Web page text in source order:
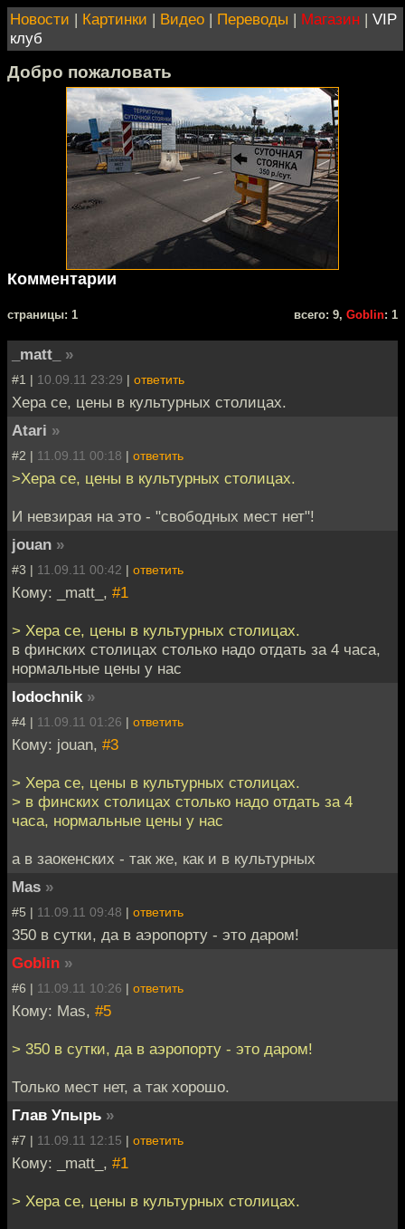
Новости | Картинки | Видео | Переводы | Магазин | VIP
клуб
Добро пожаловать
Комментарии
cтраницы: 1 всего: 9, Goblin: 1
_matt_ »
#1 | 10.09.11 23:29 | ответить
Хера се, цены в культурных столицах.
Atari »
#2 | 11.09.11 00:18 | ответить
>Хера се, цены в культурных столицах.
И невзирая на это - "свободных мест нет"!
jouan »
#3 | 11.09.11 00:42 | ответить
Кому: _matt_, #1
> Хера се, цены в культурных столицах.
в финских столицах столько надо отдать за 4 часа,
нормальные цены у нас
lodochnik »
#4 | 11.09.11 01:26 | ответить
Кому: jouan, #3
> Хера се, цены в культурных столицах.
> в финских столицах столько надо отдать за 4
часа, нормальные цены у нас
а в заокенских - так же, как и в культурных
Mas »
#5 | 11.09.11 09:48 | ответить
350 в сутки, да в аэропорту - это даром!
Goblin »
#6 | 11.09.11 10:26 | ответить
Кому: Mas, #5
> 350 в сутки, да в аэропорту - это даром!
Только мест нет, а так хорошо.
Глав Упырь »
#7 | 11.09.11 12:15 | ответить
Кому: _matt_, #1
> Хера се, цены в культурных столицах.